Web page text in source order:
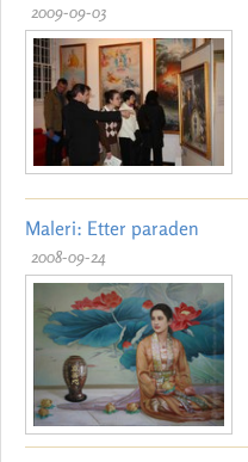
2009-09-03
Maleri: Etter paraden
2008-09-24